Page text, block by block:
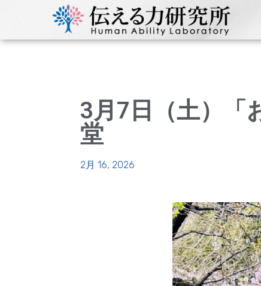
3月7日（土）「
堂
2月 16, 2026